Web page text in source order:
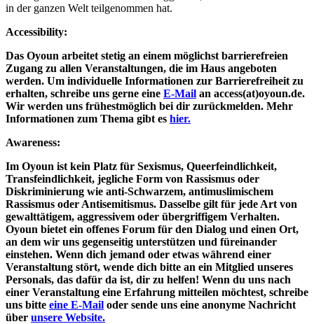
in der ganzen Welt teilgenommen hat.
Accessibility:
Das Oyoun arbeitet stetig an einem möglichst barrierefreien
Zugang zu allen Veranstaltungen, die im Haus angeboten
werden. Um individuelle Informationen zur Barrierefreiheit zu
erhalten, schreibe uns gerne eine E-Mail an access(at)oyoun.de.
Wir werden uns frühestmöglich bei dir zurückmelden. Mehr
Informationen zum Thema gibt es hier.
Awareness:
Im Oyoun ist kein Platz für Sexismus, Queerfeindlichkeit,
Transfeindlichkeit, jegliche Form von Rassismus oder
Diskriminierung wie anti-Schwarzem, antimuslimischem
Rassismus oder Antisemitismus. Dasselbe gilt für jede Art von
gewalttätigem, aggressivem oder übergriffigem Verhalten.
Oyoun bietet ein offenes Forum für den Dialog und einen Ort,
an dem wir uns gegenseitig unterstützen und füreinander
einstehen. Wenn dich jemand oder etwas während einer
Veranstaltung stört, wende dich bitte an ein Mitglied unseres
Personals, das dafür da ist, dir zu helfen! Wenn du uns nach
einer Veranstaltung eine Erfahrung mitteilen möchtest, schreibe
uns bitte eine E-Mail oder sende uns eine anonyme Nachricht
über unsere Website.